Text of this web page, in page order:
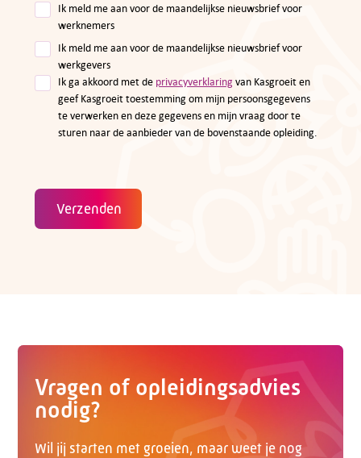
Ik meld me aan voor de maandelijkse nieuwsbrief voor
werknemers
Ik meld me aan voor de maandelijkse nieuwsbrief voor
werkgevers
Ik ga akkoord met de privacyverklaringvan Kasgroeit en
geef Kasgroeit toestemming om mijn persoonsgegevens
te verwerken en deze gegevens en mijn vraag door te
sturen naar de aanbieder van de bovenstaande opleiding.
Verzenden
Vragen of opleidingsadvies
nodig?
Wil jij starten met groeien, maar weet je nog